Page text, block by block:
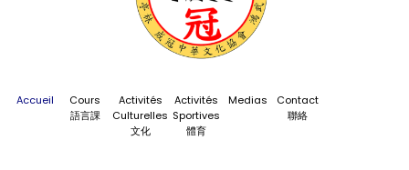
Accueil
Cours
語言課
Activités
Culturelles
文化
Activités
Sportives
體育
Medias
Contact
聯絡